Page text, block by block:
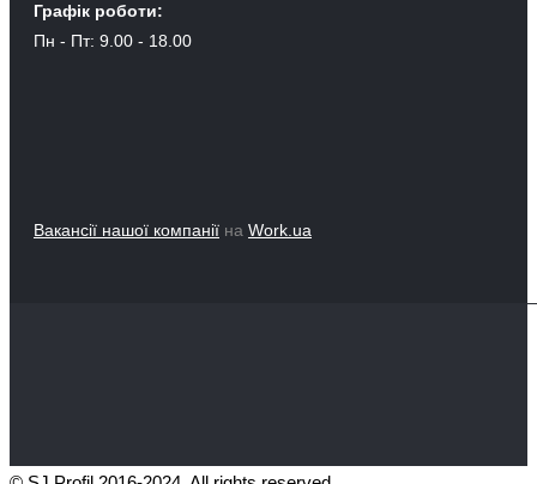
Графік роботи:
Пн - Пт: 9.00 - 18.00
Вакансії нашої компанії на Work.ua